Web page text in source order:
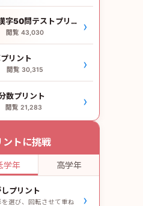
小学2年生の漢字50問テストプリント
閲覧 43,030 ›
リント
覧 30,315 ›
数プリント
覧 21,283 ›
ントに挑戦
学年 高学年
プリント
を選び、回転させて重ね
›